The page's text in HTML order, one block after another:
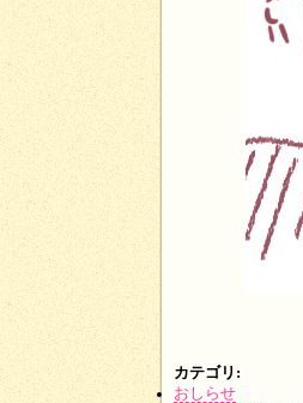
カテゴリ :
おしらせ